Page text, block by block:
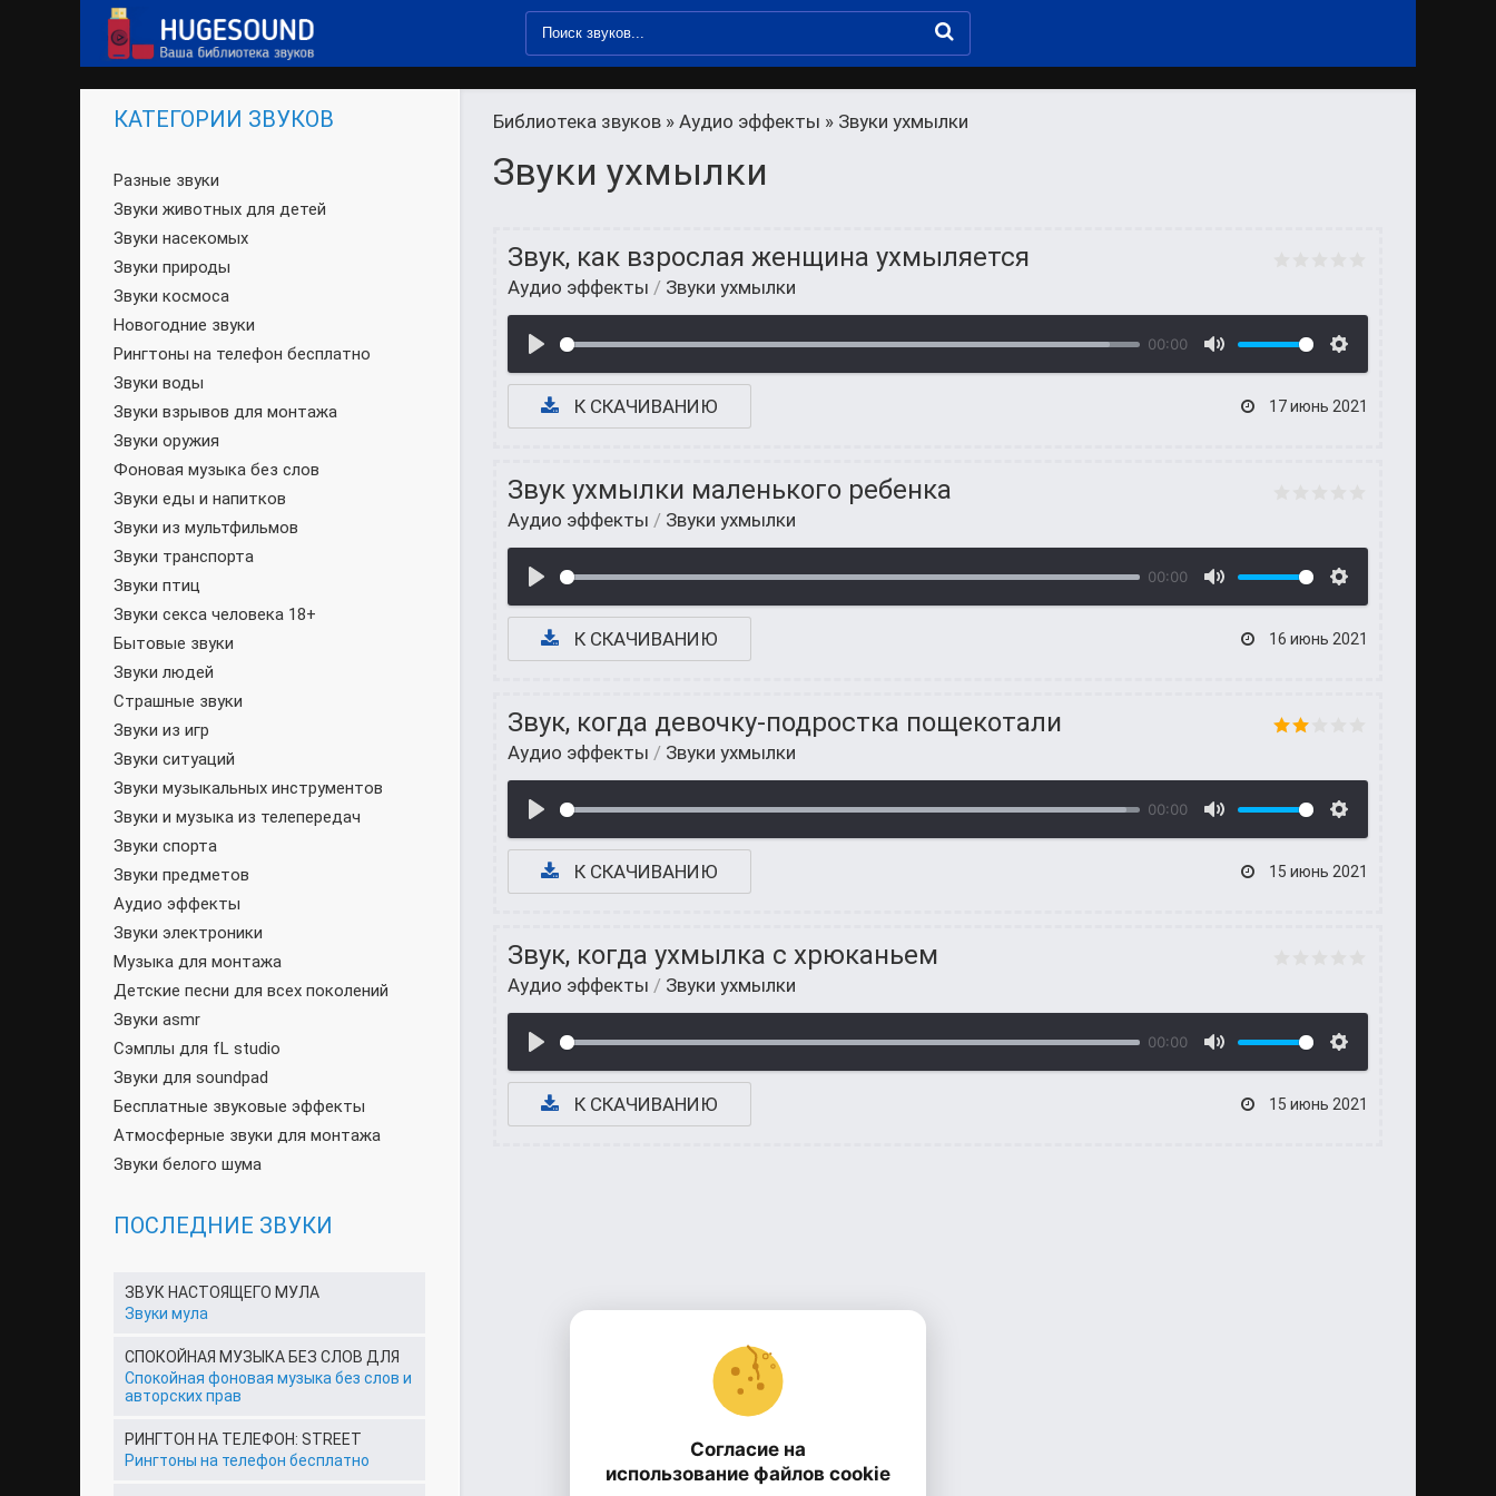
Библиотека звуков » Аудио эффекты » Звуки ухмылки
Звуки ухмылки
Звук, как взрослая женщина ухмыляется
Аудио эффекты / Звуки ухмылки
00:00
К СКАЧИВАНИЮ 17 июнь 2021
Звук ухмылки маленького ребенка
Аудио эффекты / Звуки ухмылки
00:00
К СКАЧИВАНИЮ 16 июнь 2021
Звук, когда девочку-подростка пощекотали
Аудио эффекты / Звуки ухмылки
00:00
К СКАЧИВАНИЮ 15 июнь 2021
Звук, когда ухмылка с хрюканьем
Аудио эффекты / Звуки ухмылки
00:00
К СКАЧИВАНИЮ 15 июнь 2021
КАТЕГОРИИ ЗВУКОВ
Разные звуки
Звуки животных для детей
Звуки насекомых
Звуки природы
Звуки космоса
Новогодние звуки
Рингтоны на телефон бесплатно
Звуки воды
Звуки взрывов для монтажа
Звуки оружия
Фоновая музыка без слов
Звуки еды и напитков
Звуки из мультфильмов
Звуки транспорта
Звуки птиц
Звуки секса человека 18+
Бытовые звуки
Звуки людей
Страшные звуки
Звуки из игр
Звуки ситуаций
Звуки музыкальных инструментов
Звуки и музыка из телепередач
Звуки спорта
Звуки предметов
Аудио эффекты
Звуки электроники
Музыка для монтажа
Детские песни для всех поколений
Звуки asmr
Сэмплы для fL studio
Звуки для soundpad
Бесплатные звуковые эффекты
Атмосферные звуки для монтажа
Звуки белого шума
ПОСЛЕДНИЕ ЗВУКИ
ЗВУК НАСТОЯЩЕГО МУЛА
Звуки мула
СПОКОЙНАЯ МУЗЫКА БЕЗ СЛОВ ДЛЯ
Спокойная фоновая музыка без слов и
авторских прав
РИНГТОН НА ТЕЛЕФОН: STREET
Рингтоны на телефон бесплатно
Согласие на
использование файлов cookie